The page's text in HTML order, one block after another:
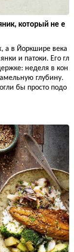
который не е
а в Йоркшире века
и патоки. Его гл
неделя в кон
глубину.
бы просто подо